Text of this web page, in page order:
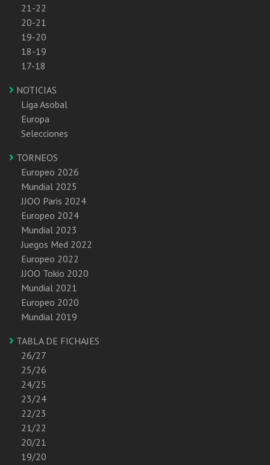
21-22
20-21
19-20
18-19
17-18
NOTICIAS
Liga Asobal
Europa
Selecciones
TORNEOS
Europeo 2026
Mundial 2025
JJOO Paris 2024
Europeo 2024
Mundial 2023
Juegos Med 2022
Europeo 2022
JJOO Tokio 2020
Mundial 2021
Europeo 2020
Mundial 2019
TABLA DE FICHAJES
26/27
25/26
24/25
23/24
22/23
21/22
20/21
19/20